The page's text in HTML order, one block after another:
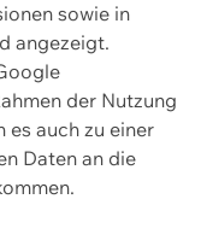
sowie in
angezeigt.
der Nutzung
es auch zu einer
Daten an die